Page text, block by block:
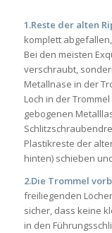
1.Reste der alten
komplett
Bei den meisten
verschraubt,
Metallnase in der
Loch in der
gebogenen
Plastikreste der
hinten) schieben
2.Die Trommel
freiliegenden
sicher, dass keine
in den